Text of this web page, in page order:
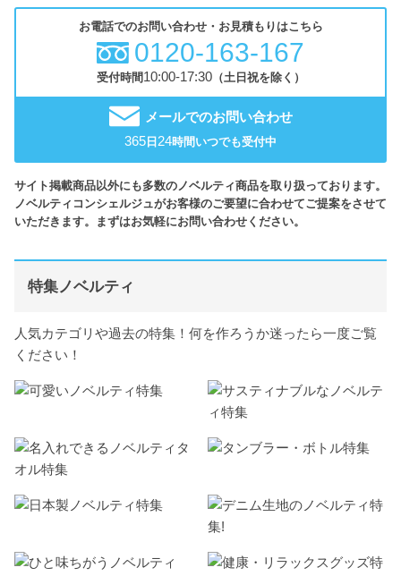
お電話でのお問い合わせ・お見積もりはこちら
0120-163-167
受付時間10:00-17:30（土日祝を除く）
メールでのお問い合わせ
365 日 24時間いつでも受付中
サイト掲載商品以外にも多数のノベルティ商品を取り扱っております。
ノベルティコンシェルジュがお客様のご要望に合わせてご提案をさせて
いただきます。まずはお気軽にお問い合わせください。
特集ノベルティ
人気カテゴリや過去の特集！何を作ろうか迷ったら一度ご覧
ください！